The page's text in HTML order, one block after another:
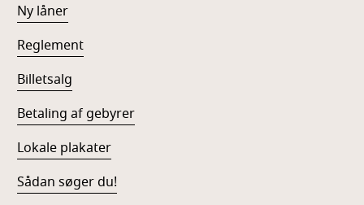
Ny låner
Reglement
Billetsalg
Betaling af gebyrer
Lokale plakater
Sådan søger du!